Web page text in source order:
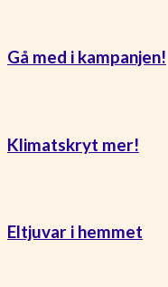
Gå med i kampanjen!
Klimatskryt mer!
Eltjuvar i hemmet